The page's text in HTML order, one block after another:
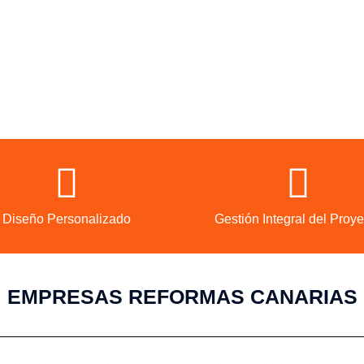
Diseño Personalizado Gestión Integral del
EMPRESAS REFORMAS CANARIAS